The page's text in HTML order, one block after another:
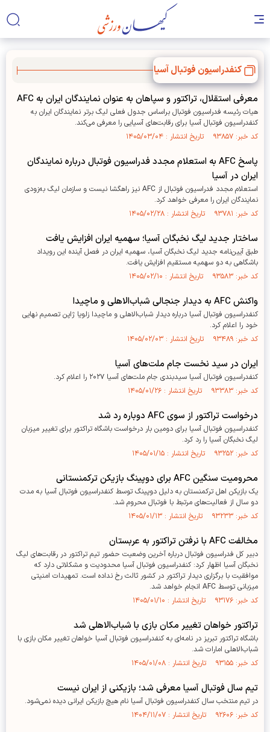
کنفدراسیون فوتبال آسیا
معرفی استقلال، تراکتور و سپاهان به عنوان نمایندگان ایران به AFC
هیات رئیسه فدراسیون فوتبال براساس جدول فعلی لیگ برتر نمایندگان ایران به
کنفدراسیون فوتبال آسیا برای رقابت‌های آسیایی را معرفی می‌کند.
کد خبر: ۹۳۸۵۷ تاریخ انتشار : ۱۴۰۵/۰۳/۰۴
پاسخ AFC به استعلام مجدد فدراسیون فوتبال درباره نمایندگان
ایران در آسیا
استعلام مجدد فدراسیون فوتبال از AFC نیز راهگشا نیست و سازمان لیگ به‌زودی
نمایندگان ایران را معرفی خواهد کرد.
کد خبر: ۹۳۷۸۱ تاریخ انتشار : ۱۴۰۵/۰۲/۲۸
ساختار جدید لیگ نخبگان آسیا؛ سهمیه ایران افزایش یافت
طبق آیین‌نامه جدید لیگ نخبگان آسیا، سهمیه ایران در فصل آینده این رویداد
باشگاهی به دو سهمیه مستقیم افزایش یافت.
کد خبر: ۹۳۵۸۳ تاریخ انتشار : ۱۴۰۵/۰۲/۱۰
واکنش AFC به دیدار جنجالی شباب‌الاهلی و ماچیدا
کنفدراسیون فوتبال آسیا درباره دیدار شباب‌الاهلی و ماچیدا زلویا ژاپن تصمیم نهایی
خود را اعلام کرد.
کد خبر: ۹۳۴۸۹ تاریخ انتشار : ۱۴۰۵/۰۲/۰۳
ایران در سید نخست جام ملت‌های آسیا
کنفدراسیون فوتبال آسیا سیدبندی جام ملت‌های آسیا ۲۰۲۷ را اعلام کرد.
کد خبر: ۹۳۳۸۳ تاریخ انتشار : ۱۴۰۵/۰۱/۲۶
درخواست تراکتور از سوی AFC دوباره رد شد
کنفدراسیون فوتبال آسیا برای دومین بار درخواست باشگاه تراکتور برای تغییر میزبان
لیگ نخبگان آسیا را رد کرد.
کد خبر: ۹۳۲۵۲ تاریخ انتشار : ۱۴۰۵/۰۱/۱۵
محرومیت سنگین AFC برای دوپینگ بازیکن ترکمنستانی
یک بازیکن اهل ترکمنستان به دلیل دوپینگ توسط کنفدراسیون فوتبال آسیا به مدت
دو سال از فعالیت‌های مرتبط با فوتبال محروم شد.
کد خبر: ۹۳۲۳۳ تاریخ انتشار : ۱۴۰۵/۰۱/۱۳
مخالفت AFC با نرفتن تراکتور به عربستان
دبیر کل فدراسیون فوتبال درباره آخرین وضعیت حضور تیم تراکتور در رقابت‌های لیگ
نخبگان آسیا اظهار کرد: کنفدراسیون فوتبال آسیا محدودیت و مشکلاتی دارد که
موافقیت با برگزاری دیدار تراکتور در کشور ثالث رخ نداده است. تمهیدات امنیتی
میزبانی توسط AFC انجام خواهد شد.
کد خبر: ۹۳۱۷۶ تاریخ انتشار : ۱۴۰۵/۰۱/۱۰
تراکتور خواهان تغییر مکان بازی با شباب‌الاهلی شد
باشگاه تراکتور تبریز در نامه‌ای به کنفدراسیون فوتبال آسیا خواهان تغییر مکان بازی با
شباب‌الاهلی امارات شد.
کد خبر: ۹۳۱۵۵ تاریخ انتشار : ۱۴۰۵/۰۱/۰۸
تیم سال فوتبال آسیا معرفی شد؛ بازیکنی از ایران نیست
در تیم منتخب سال کنفدراسیون فوتبال آسیا نام هیچ بازیکن ایرانی دیده نمی‌شود.
کد خبر: ۹۲۶۰۶ تاریخ انتشار : ۱۴۰۴/۱۱/۰۷